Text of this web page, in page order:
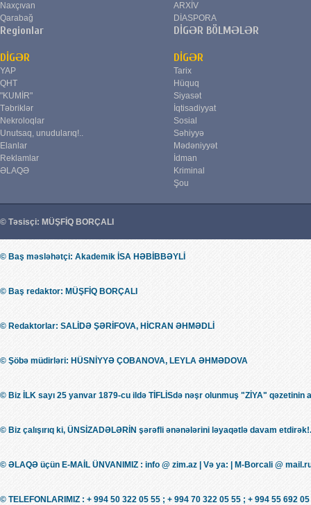
Naxçıvan
Qarabağ
Regionlar
ARXİV
DİASPORA
DİGƏR BÖLMƏLƏR
DİGƏR
YAP
QHT
"KUMİR"
Təbriklər
Nekroloqlar
Unutsaq, unudularıq!..
Elanlar
Reklamlar
ƏLAQƏ
DİGƏR
Tarix
Hüquq
Siyasət
İqtisadiyyat
Sosial
Səhiyyə
Mədəniyyət
İdman
Kriminal
Şou
© Təsisçi: MÜŞFİQ BORÇALI
© Baş məsləhətçi: Akademik İSA HƏBİBBƏYLİ
© Baş redaktor: MÜŞFİQ BORÇALI
© Redaktorlar: SALİDƏ ŞƏRİFOVA, HİCRAN ƏHMƏDLİ
© Şöbə müdirləri: HÜSNİYYƏ ÇOBANOVA, LEYLA ƏHMƏDOVA
© Biz İLK sayı 25 yanvar 1879-cu ildə TİFLİSdə nəşr olunmuş "ZİYA" qəzetinin
© Biz çalışırıq ki, ÜNSİZADƏLƏRİN şərəfli ənənələrini ləyaqətlə davam
© ƏLAQƏ üçün E-MAİL ÜNVANIMIZ : info @ zim.az | Və ya: | M-Borcali @
© TELEFONLARIMIZ : + 994 50 322 05 55 ; + 994 70 322 05 55 ; + 994 55 692